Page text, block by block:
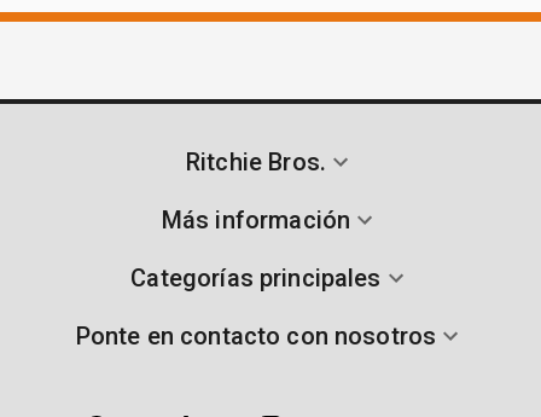
Ritchie Bros.
Más información
Categorías principales
Ponte en contacto con nosotros